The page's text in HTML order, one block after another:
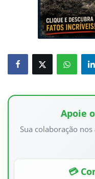
Apoie
Sua colaboração
💳